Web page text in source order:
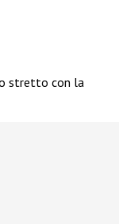
stretto con la